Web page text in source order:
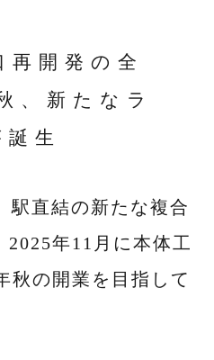
再開発の全
、新たなラ
生
駅直結の新たな複合
2025年11月に本体工
秋の開業を目指して